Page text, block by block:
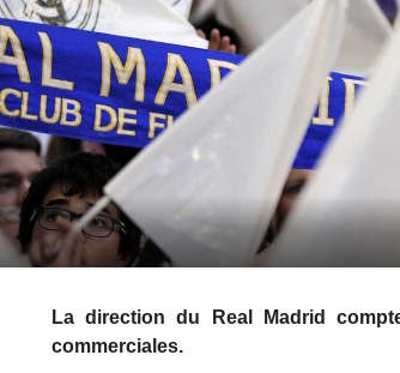
La direction du Real Madrid
commerciales.